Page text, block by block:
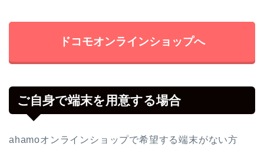
ドコモオンラインショップへ
ご自身で端末を用意する場合
ahamoオンラインショップで希望する端末がない方